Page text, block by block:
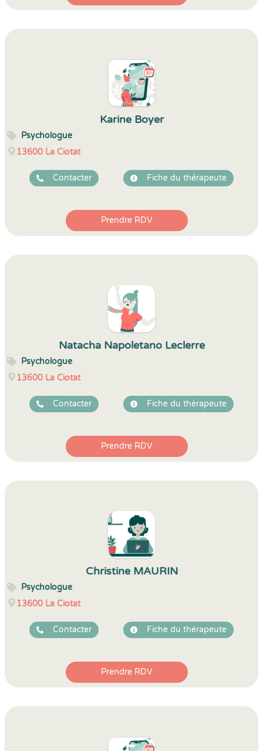
Karine Boyer
Psychologue
13600 La Ciotat
Contacter Fiche du thérapeute
Prendre RDV
Natacha Napoletano Leclerre
Psychologue
13600 La Ciotat
Contacter Fiche du thérapeute
Prendre RDV
Christine MAURIN
Psychologue
13600 La Ciotat
Contacter Fiche du thérapeute
Prendre RDV